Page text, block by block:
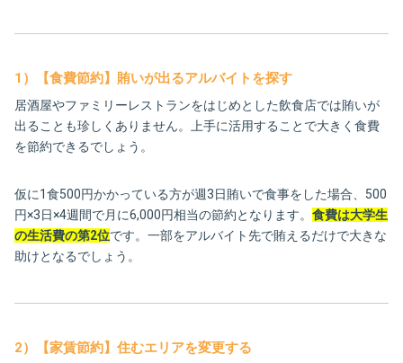
1）【食費節約】賄いが出るアルバイトを探す
居酒屋やファミリーレストランをはじめとした飲食店では賄いが
出ることも珍しくありません。上手に活用することで大きく食費
を節約できるでしょう。
仮に1食500円かかっている方が週3日賄いで食事をした場合、500
円×3日×4週間で月に6,000円相当の節約となります。 食費は大学生
の生活費の第2位です。一部をアルバイト先で賄えるだけで大きな
助けとなるでしょう。
2）【家賃節約】住むエリアを変更する